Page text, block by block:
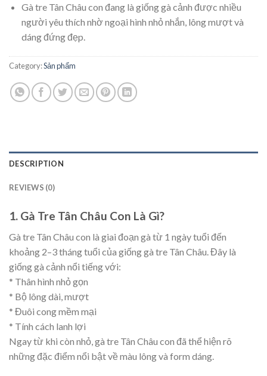
Gà tre Tân Châu con đang là giống gà cảnh được nhiều
người yêu thích nhờ ngoại hình nhỏ nhắn, lông mượt và
dáng đứng đẹp.
Category:Sản phẩm
DESCRIPTION
REVIEWS (0)
1. Gà Tre Tân Châu Con Là Gì?
Gà tre Tân Châu con là giai đoạn gà từ 1 ngày tuổi đến
khoảng 2–3 tháng tuổi của giống gà tre Tân Châu. Đây là
giống gà cảnh nổi tiếng với:
* Thân hình nhỏ gọn
* Bộ lông dài, mượt
* Đuôi cong mềm mại
* Tính cách lanh lợi
Ngay từ khi còn nhỏ, gà tre Tân Châu con đã thể hiện rõ
những đặc điểm nổi bật về màu lông và form dáng.